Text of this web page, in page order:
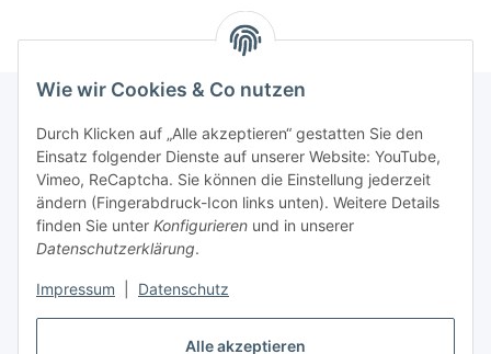
Alle akzeptieren
Wie wir Cookies & Co nutzen
Durch Klicken auf „Alle akzeptieren“ gestatten Sie den
Einsatz folgender Dienste auf unserer Website: YouTube,
Vimeo, ReCaptcha. Sie können die Einstellung jederzeit
ändern (Fingerabdruck-Icon links unten). Weitere Details
finden Sie unter Konfigurieren und in unserer
Datenschutzerklärung.
Impressum Datenschutz
Informationen
Unsere Spezialshops